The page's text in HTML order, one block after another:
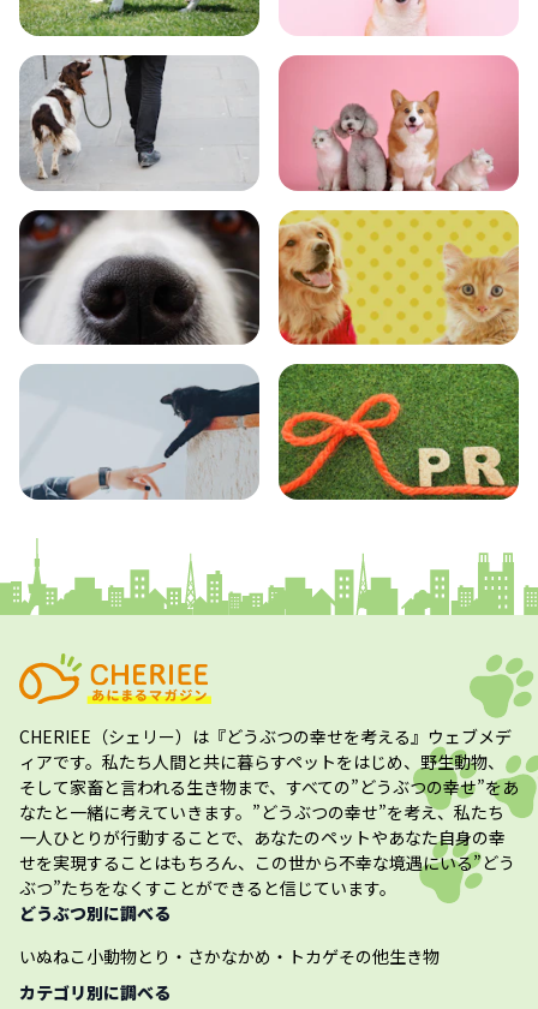
トレーニング グッズ
おでかけ 図鑑
エンタメ クイズ
CHERIEE（シェリー） は『どうぶつの幸せを考える』ウェブメデ
ィアです。私たち人間と共に暮らすペットをはじめ、野生動物、
そして家畜と言われる生き物まで、すべての”どうぶつの幸せ”をあ
なたと一緒に考えていきます。”どうぶつの幸せ”を考え、私たち
一人ひとりが行動することで、あなたのペットやあなた自身の幸
せを実現することはもちろん、この世から不幸な境遇にいる”どう
ぶつ”たちをなくすことができると信じています。
どうぶつ別に調べる
いぬねこ小動物とり・さかなかめ・トカゲその他生き物
カテゴリ別に調べる